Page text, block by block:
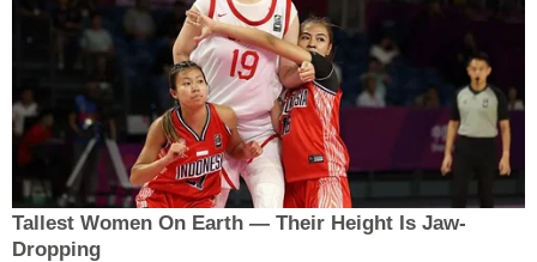
Tallest Women On Earth — Their Height Is Jaw-
Dropping